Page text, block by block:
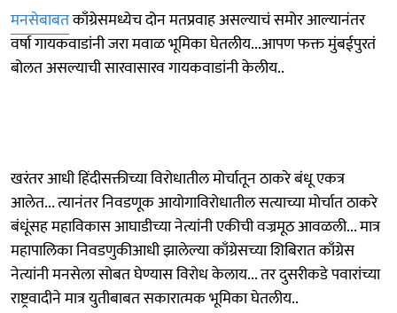
मनसेबाबतकाँग्रेसमध्येच दोन मतप्रवाह असल्याचं समोर आल्यानंतर
वर्षा गायकवाडांनी जरा मवाळ भूमिका घेतलीय...आपण फक्त मुंबईपुरतं
बोलत असल्याची सारवासारव गायकवाडांनी केलीय..
खरंतर आधी हिंदीसक्तीच्या विरोधातील मोर्चातून ठाकरे बंधू एकत्र
आलेत... त्यानंतर निवडणूक आयोगाविरोधातील सत्याच्या मोर्चात ठाकरे
बंधूंसह महाविकास आघाडीच्या नेत्यांनी एकीची वज्रमूठ आवळली... मात्र
महापालिका निवडणुकीआधी झालेल्या काँग्रेसच्या शिबिरात काँग्रेस
नेत्यांनी मनसेला सोबत घेण्यास विरोध केलाय... तर दुसरीकडे पवारांच्या
राष्ट्रवादीने मात्र युतीबाबत सकारात्मक भूमिका घेतलीय..